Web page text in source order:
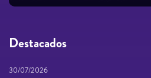
Destacados
30/07/2026